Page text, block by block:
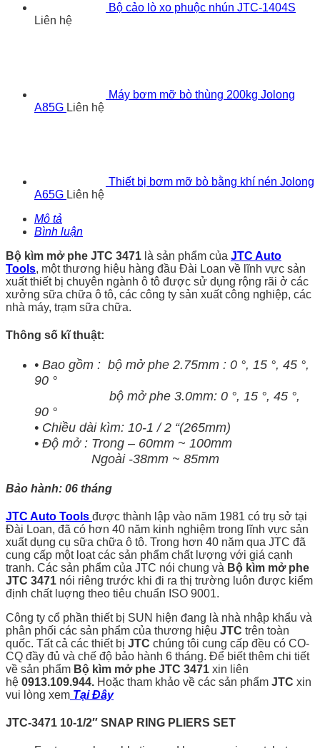
Bộ cảo lò xo phuộc nhún JTC-1404S
Liên hệ
Máy bơm mỡ bò thùng 200kg Jolong
A85G Liên hệ
Thiết bị bơm mỡ bò bằng khí nén Jolong
A65G Liên hệ
Mô tả
Bình luận
Bộ kìm mở phe JTC 3471 là sản phẩm của JTC Auto
Tools, một thương hiệu hàng đầu Đài Loan về lĩnh vực sản
xuất thiết bị chuyên ngành ô tô được sử dụng rộng rãi ở các
xưởng sữa chữa ô tô, các công ty sản xuất công nghiệp, các
nhà máy, trạm sữa chữa.
Thông số kĩ thuật:
• Bao gồm : bộ mở phe 2.75mm : 0 °, 15 °, 45 °,
90 °
bộ mở phe 3.0mm: 0 °, 15 °, 45 °,
90 °
• Chiều dài kìm: 10-1 / 2 “(265mm)
• Độ mở : Trong – 60mm ~ 100mm
Ngoài -38mm ~ 85mm
Bảo hành: 06 tháng
JTC Auto Tools được thành lập vào năm 1981 có trụ sở tại
Đài Loan, đã có hơn 40 năm kinh nghiệm trong lĩnh vực sản
xuất dụng cụ sữa chữa ô tô. Trong hơn 40 năm qua JTC đã
cung cấp một loạt các sản phẩm chất lượng với giá cạnh
tranh. Các sản phẩm của JTC nói chung và Bộ kìm mở phe
JTC 3471 nói riêng trước khi đi ra thị trường luôn được kiểm
định chất luợng theo tiêu chuẩn ISO 9001.
Công ty cổ phần thiết bị SUN hiện đang là nhà nhập khẩu và
phân phối các sản phẩm của thương hiệu JTC trên toàn
quốc. Tất cả các thiết bị JTC chúng tôi cung cấp đều có CO-
CQ đầy đủ và chế độ bảo hành 6 tháng. Để biết thêm chi tiết
về sản phẩm Bộ kìm mở phe JTC 3471 xin liên
hệ 0913.109.944. Hoặc tham khảo về các sản phẩm JTC xin
vui lòng xem Tại Đây
JTC-3471 10-1/2″ SNAP RING PLIERS SET